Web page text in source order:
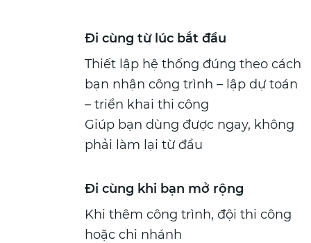
Đi cùng từ lúc bắt đầu
Thiết lập hệ thống đúng theo cách
bạn nhận công trình – lập dự toán
– triển khai thi công
Giúp bạn dùng được ngay, không
phải làm lại từ đầu
Đi cùng khi bạn mở rộng
Khi thêm công trình, đội thi công
hoặc chi nhánh